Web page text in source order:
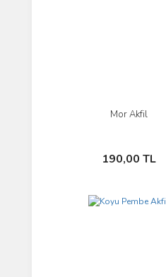
Mor Akfil
190,00 TL
İncele
Sepete Ekle